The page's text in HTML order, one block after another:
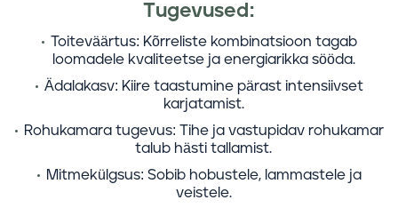
Tugevused:
Toiteväärtus: Kõrreliste kombinatsioon tagab
loomadele kvaliteetse ja energiarikka sööda.
Ädalakasv: Kiire taastumine pärast intensiivset
karjatamist.
Rohukamara tugevus: Tihe ja vastupidav rohukamar
talub hästi tallamist.
Mitmekülgsus: Sobib hobustele, lammastele ja
veistele.